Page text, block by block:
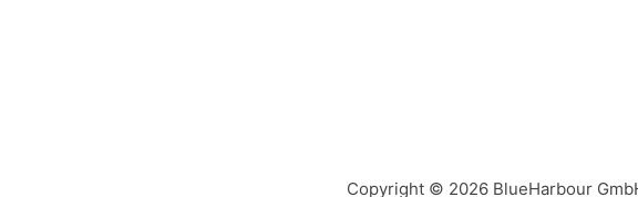
Copyright © 2026 BlueHarbour